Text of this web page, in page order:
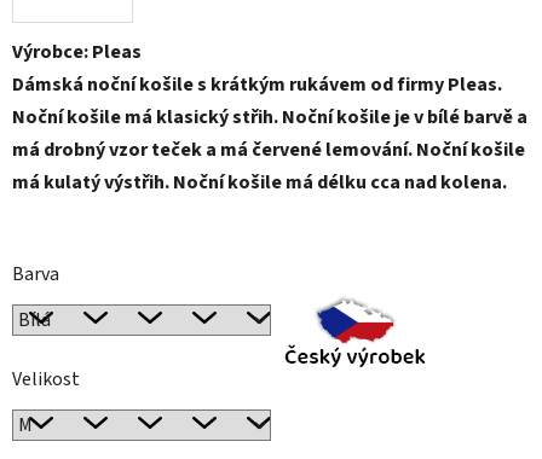
Výrobce: Pleas
Dámská noční košile s krátkým rukávem od firmy Pleas.
Noční košile má klasický střih. Noční košile je v bílé barvě a
má drobný vzor teček a má červené lemování. Noční košile
má kulatý výstřih. Noční košile má délku cca nad kolena.
Barva
Velikost